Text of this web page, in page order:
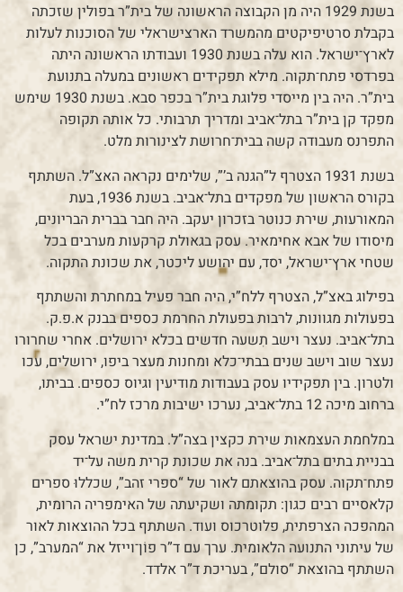
בשנת 1929 היה מן הקבוצה הראשונה של בית”ר בפולין שזכתה
בקבלת סרטיפיקטים מהמשרד הארצישראלי של הסוכנות לעלות
לארץ־ישראל. הוא עלה בשנת 1930 ועבודתו הראשונה היתה
בפרדסי פתח־תקוה. מילא תפקידים ראשונים במעלה בתנועת
בית”ר. היה בין מייסדי פלוגת בית”ר בכפר סבא. בשנת 1930 שימש
מפקד קן בית”ר בתל־אביב ומדריך תרבותי. כל אותה תקופה
התפרנס מעבודה קשה בבית־חרושת לצינורות מלט.
בשנת 1931 הצטרף ל”הגנה ב’”, שלימים נקראה האצ”ל. השתתף
בקורס הראשון של מפקדים בתל־אביב. בשנת 1936, בעת
המאורעות, שירת כנוטר בזכרון יעקב. היה חבר בברית הבריונים,
מיסודו של אבא אחימאיר. עסק בגאולת קרקעות מערבים בכל
שטחי ארץ־ישראל, יסד, עם יהושע ליכטר, את שכונת התקוה.
בפילוג באצ”ל, הצטרף ללח”י, היה חבר פעיל במחתרת והשתתף
בפעולות מגוונות, לרבות בפעולת החרמת כספים בבנק א.פ.ק.
בתל־אביב. נעצר וישב תִשעה חדשים בכלא ירושלים. אחרי שחרורו
נעצר שוב וישב שנים בבתי־כלא ומחנות מעצר ביפו, ירושלים, עכו
ולטרון. בין תפקידיו עסק בעבודות מודיעין וגיוס כספים. בביתו,
ברחוב מיכה 12 בתל־אביב, נערכו ישיבות מרכז לח”י.
במלחמת העצמאות שירת כקצין בצה”ל. במדינת ישראל עסק
בבניית בתים בתל־אביב. בנה את שכונת קרית משה על־יד
פתח־תקוה. עסק בהוצאתם לאור של “ספרי זהב”, שכללוּ ספרים
קלאסיים רבים כגון: תקומתה ושקיעתה של האימפריה הרומית,
המהפכה הצרפתית, פלוטרכוס ועוד. השתתף בכל ההוצאות לאור
של עיתוני התנועה הלאומית. ערך עם ד”ר פוֹן־וייזל את “המערב”, כן
השתתף בהוצאת “סולם”, בעריכת ד”ר אלדד.